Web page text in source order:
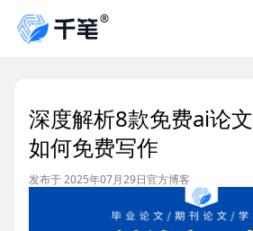
深度解析8款免费ai论
如何免费写作
发布于 2025年07月29日官方博客